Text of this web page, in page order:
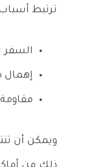
ترتبط
السفر
إهمال
ويمكن أن